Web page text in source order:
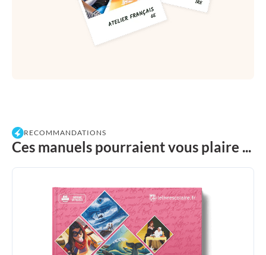
RECOMMANDATIONS
Ces manuels pourraient vous plaire ...